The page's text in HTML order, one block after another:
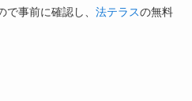
事前に確認し、 法テラスの無料